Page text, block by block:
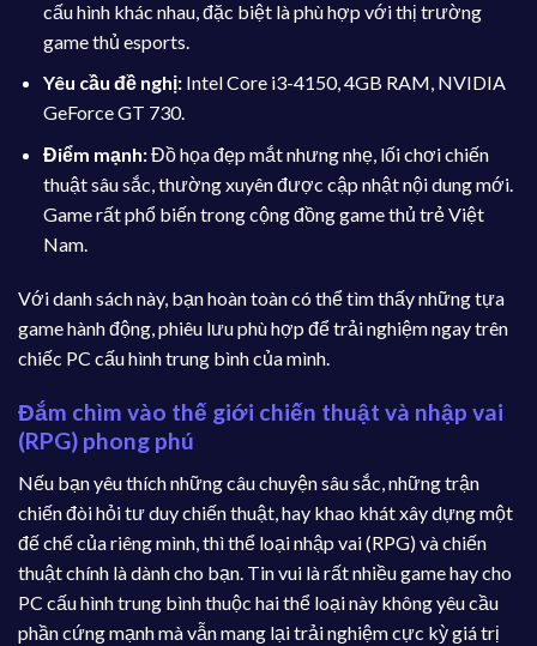
cấu hình khác nhau, đặc biệt là phù hợp với thị trường
game thủ esports.
Yêu cầu đề nghị:Intel Core i3-4150, 4GB RAM, NVIDIA
GeForce GT 730.
Điểm mạnh:Đồ họa đẹp mắt nhưng nhẹ, lối chơi chiến
thuật sâu sắc, thường xuyên được cập nhật nội dung mới.
Game rất phổ biến trong cộng đồng game thủ trẻ Việt
Nam.
Với danh sách này, bạn hoàn toàn có thể tìm thấy những tựa
game hành động, phiêu lưu phù hợp để trải nghiệm ngay trên
chiếc PC cấu hình trung bình của mình.
Đắm chìm vào thế giới chiến thuật và nhập vai
(RPG) phong phú
Nếu bạn yêu thích những câu chuyện sâu sắc, những trận
chiến đòi hỏi tư duy chiến thuật, hay khao khát xây dựng một
đế chế của riêng mình, thì thể loại nhập vai (RPG) và chiến
thuật chính là dành cho bạn. Tin vui là rất nhiều game hay cho
PC cấu hình trung bình thuộc hai thể loại này không yêu cầu
phần cứng mạnh mà vẫn mang lại trải nghiệm cực kỳ giá trị